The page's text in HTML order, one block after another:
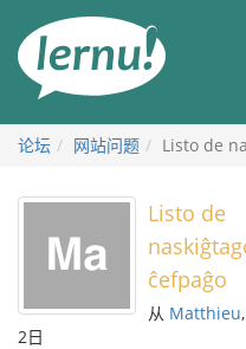
论坛 网站问题 Listo de
Listo de
ĉefpaĝo
从 Matthieu
2日